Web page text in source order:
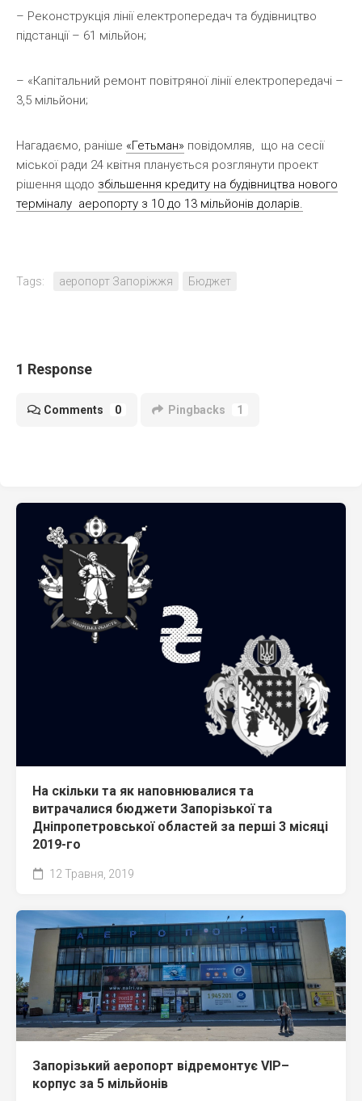
– Реконструкція лінії електропередач та будівництво
підстанції – 61 мільйон;
– «Капітальний ремонт повітряної лінії електропередачі –
3,5 мільйони;
Нагадаємо, раніше «Гетьман» повідомляв, що на сесії
міської ради 24 квітня планується розглянути проект
рішення щодо збільшення кредиту на будівництва нового
терміналу аеропорту з 10 до 13 мільйонів доларів.
Tags: аеропорт Запоріжжя Бюджет
1 Response
Comments 0 Pingbacks 1
На скільки та як наповнювалися та
витрачалися бюджети Запорізької та
Дніпропетровської областей за перші 3 місяці
2019-го
12 Травня, 2019
Запорізький аеропорт відремонтує VIP–
корпус за 5 мільйонів